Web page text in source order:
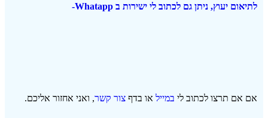
לתיאום יעוץ, ניתן גם לכתוב לי ישירות ב Whatapp-
אם אם תרצו לכתוב לי במייל או בדף צור קשר, ואני אחזור אליכם.